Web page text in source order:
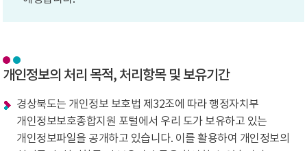
개인정보의 처리 목적, 처리항목 및 보유기간
경상북도는 개인정보 보호법 제32조에 따라 행정자치부
개인정보보호종합지원 포털에서 우리 도가 보유하고 있는
개인정보파일을 공개하고 있습니다. 이를 활용하여 개인정보의